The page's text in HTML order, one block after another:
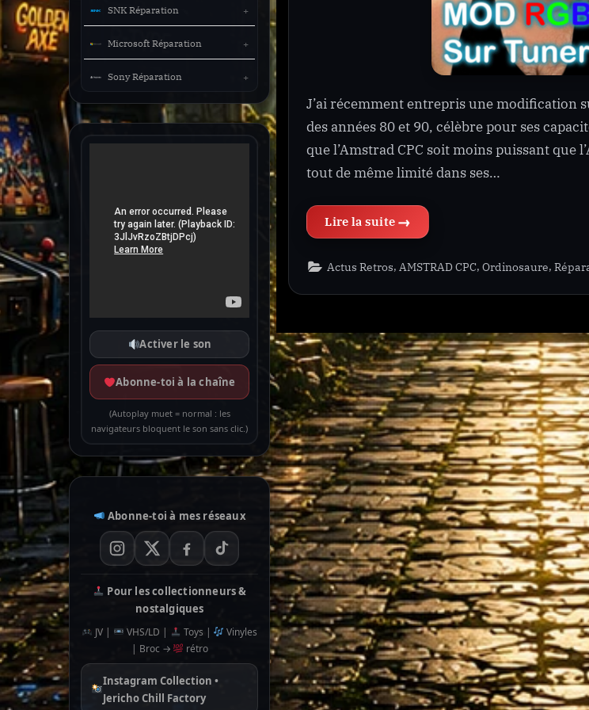
J’ai récemment entrepris une modification
des années 80 et 90, célèbre pour ses
que l’Amstrad CPC soit moins puissant que
tout de même limité dans ses…
Actus Retros, AMSTRAD CPC,Ordinosaure,
SNK Réparation
Microsoft Réparation
Sony Réparation
Activer le son
Abonne-toi à la chaîne
(Autoplay muet = normal : les
navigateurs bloquent le son sans clic.)
Abonne-toi à mes réseaux
Pour les collectionneurs &
nostalgiques
JV | VHS/LD | Toys |
Vinyles
| Broc →
rétro
Instagram Collection •
Jericho Chill Factory